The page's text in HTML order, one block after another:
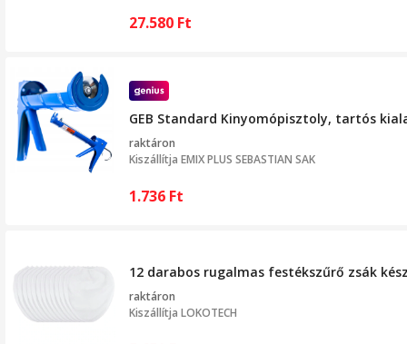
27.580 Ft
GEB Standard Kinyomópisztoly, tartós
raktáron
Kiszállítja EMIX PLUS SEBASTIAN SAK
1.736 Ft
12 darabos rugalmas festékszűrő zsák
raktáron
Kiszállítja LOKOTECH